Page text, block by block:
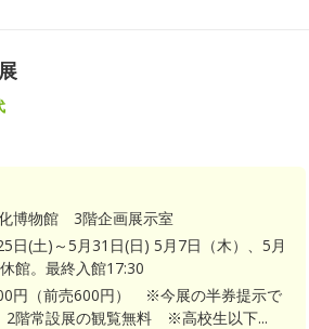
博物館 3階企画展示室
日(土)～5月31日(日) 5月7日（木）、5月
館。最終入館17:30
円（前売600円） ※今展の半券提示で
2階常設展の観覧無料 ※高校生以下...